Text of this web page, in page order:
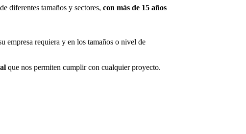
diferentes tamaños y sectores, con más de 15 años
empresa requiera y en los tamaños o nivel de
que nos permiten cumplir con cualquier proyecto.